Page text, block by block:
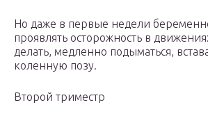
Но даже в первые недели
проявлять осторожность в
делать, медленно подыматься,
коленную позу.
Второй триместр